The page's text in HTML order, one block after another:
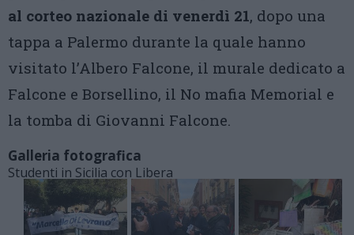
al corteo nazionale di venerdì 21, dopo una
tappa a Palermo durante la quale hanno
visitato l’Albero Falcone, il murale dedicato a
Falcone e Borsellino, il No mafia Memorial e
la tomba di Giovanni Falcone.
Galleria fotografica
Studenti in Sicilia con Libera